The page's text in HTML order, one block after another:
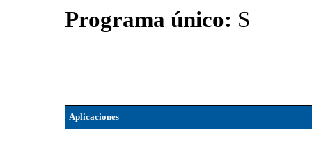
Programa único: S
Aplicaciones